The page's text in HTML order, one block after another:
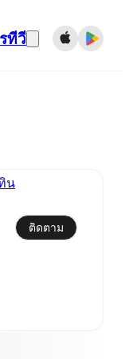
ทีวี
น
ติดตาม